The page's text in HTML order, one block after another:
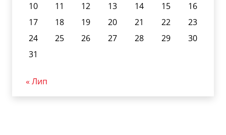
10
11 12 13 14 15
16
17
18 19 20 21 22
23
24
25 26 27 28 29
30
31
« Лип